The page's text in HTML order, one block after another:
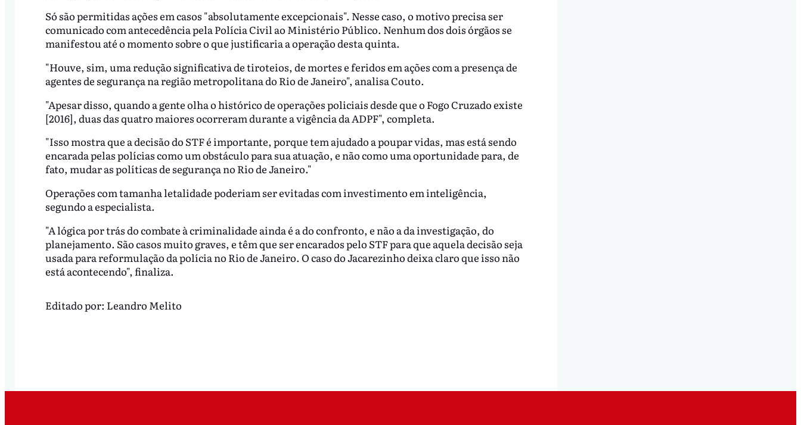
Só são permitidas ações em casos "absolutamente excepcionais". Nesse caso, o motivo precisa ser
comunicado com antecedência pela Polícia Civil ao Ministério Público. Nenhum dos dois órgãos se
manifestou até o momento sobre o que justificaria a operação desta quinta.
"Houve, sim, uma redução significativa de tiroteios, de mortes e feridos em ações com a presença de
agentes de segurança na região metropolitana do Rio de Janeiro", analisa Couto.
"Apesar disso, quando a gente olha o histórico de operações policiais desde que o Fogo Cruzado existe
[2016], duas das quatro maiores ocorreram durante a vigência da ADPF", completa.
"Isso mostra que a decisão do STF é importante, porque tem ajudado a poupar vidas, mas está sendo
encarada pelas polícias como um obstáculo para sua atuação, e não como uma oportunidade para, de
fato, mudar as políticas de segurança no Rio de Janeiro."
Operações com tamanha letalidade poderiam ser evitadas com investimento em inteligência,
segundo a especialista.
"A lógica por trás do combate à criminalidade ainda é a do confronto, e não a da investigação, do
planejamento. São casos muito graves, e têm que ser encarados pelo STF para que aquela decisão seja
usada para reformulação da polícia no Rio de Janeiro. O caso do Jacarezinho deixa claro que isso não
está acontecendo", finaliza.
Editado por: Leandro Melito